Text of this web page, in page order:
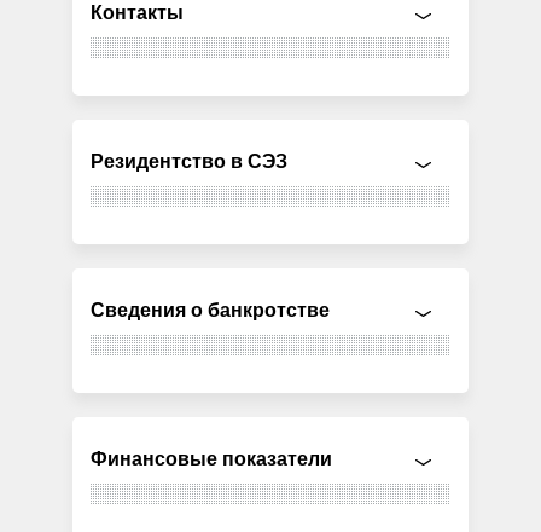
Контакты
Резидентство в СЭЗ
Сведения о банкротстве
Финансовые показатели